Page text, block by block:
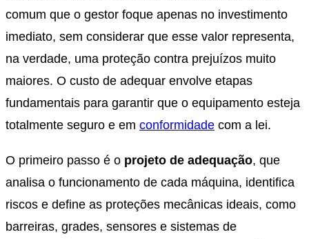
comum que o gestor foque apenas no investimento
imediato, sem considerar que esse valor representa,
na verdade, uma proteção contra prejuízos muito
maiores. O custo de adequar envolve etapas
fundamentais para garantir que o equipamento esteja
totalmente seguro e em conformidade com a lei.
O primeiro passo é o projeto de adequação, que
analisa o funcionamento de cada máquina, identifica
riscos e define as proteções mecânicas ideais, como
barreiras, grades, sensores e sistemas de